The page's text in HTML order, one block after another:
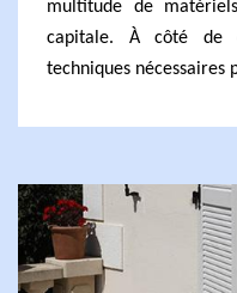
multitude de
capitale. À côté de
techniques nécessaires